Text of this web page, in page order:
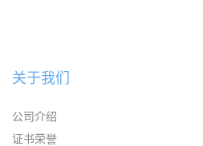
关于我们
公司介绍
证书荣誉